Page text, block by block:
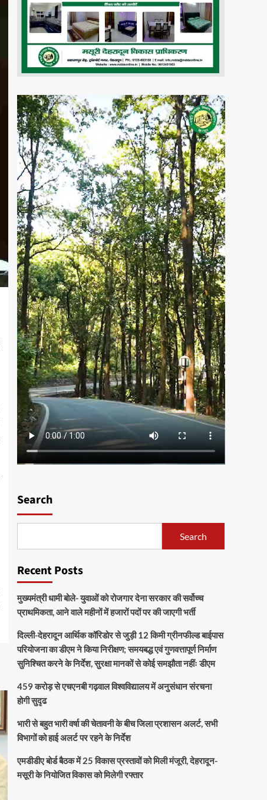
Search
Search
Recent Posts
मुख्यमंत्री धामी बोले- युवाओं को रोजगार देना सरकार की सर्वोच्च
प्राथमिकता, आने वाले महीनों में हजारों पदों पर की जाएगी भर्ती
दिल्ली-देहरादून आर्थिक कॉरिडोर से जुड़ी 12 किमी ग्रीनफील्ड बाईपास
परियोजना का डीएम ने किया निरीक्षण; समयबद्ध एवं गुणवत्तापूर्ण निर्माण
सुनिश्चित करने के निर्देश, सुरक्षा मानकों से कोई समझौता नहींः डीएम
459 करोड़ से एचएनबी गढ़वाल विश्वविद्यालय में अनुसंधान संरचना
होगी सुदृढ
भारी से बहुत भारी वर्षा की चेतावनी के बीच जिला प्रशासन अलर्ट, सभी
विभागों को हाई अलर्ट पर रहने के निर्देश
एमडीडीए बोर्ड बैठक में 25 विकास प्रस्तावों को मिली मंजूरी, देहरादून-
मसूरी के नियोजित विकास को मिलेगी रफ्तार